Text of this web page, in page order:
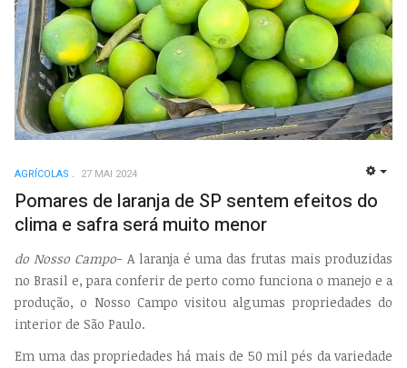
AGRÍCOLAS 27 MAI 2024
Pomares de laranja de SP sentem efeitos do
clima e safra será muito menor
do Nosso Campo- A laranja é uma das frutas mais produzidas
no Brasil e, para conferir de perto como funciona o manejo e a
produção, o Nosso Campo visitou algumas propriedades do
interior de São Paulo.
Em uma das propriedades há mais de 50 mil pés da variedade